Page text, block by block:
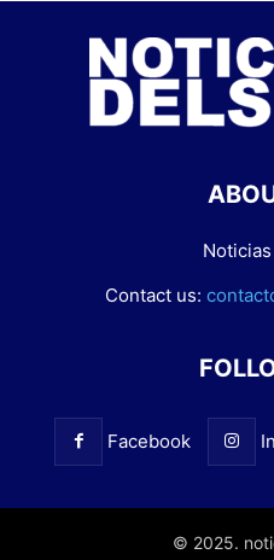
Contact us:
Facebook
© 2025.